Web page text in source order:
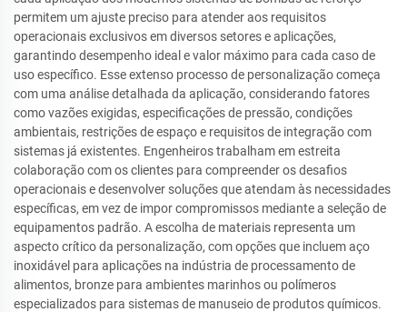
permitem um ajuste preciso para atender aos requisitos
operacionais exclusivos em diversos setores e aplicações,
garantindo desempenho ideal e valor máximo para cada caso de
uso específico. Esse extenso processo de personalização começa
com uma análise detalhada da aplicação, considerando fatores
como vazões exigidas, especificações de pressão, condições
ambientais, restrições de espaço e requisitos de integração com
sistemas já existentes. Engenheiros trabalham em estreita
colaboração com os clientes para compreender os desafios
operacionais e desenvolver soluções que atendam às necessidades
específicas, em vez de impor compromissos mediante a seleção de
equipamentos padrão. A escolha de materiais representa um
aspecto crítico da personalização, com opções que incluem aço
inoxidável para aplicações na indústria de processamento de
alimentos, bronze para ambientes marinhos ou polímeros
especializados para sistemas de manuseio de produtos químicos.